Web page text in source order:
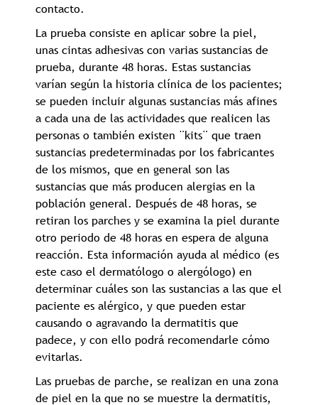
contacto.
La prueba consiste en aplicar sobre la piel,
unas cintas adhesivas con varias sustancias de
prueba, durante 48 horas. Estas sustancias
varían según la historia clínica de los pacientes;
se pueden incluir algunas sustancias más afines
a cada una de las actividades que realicen las
personas o también existen ¨kits¨ que traen
sustancias predeterminadas por los fabricantes
de los mismos, que en general son las
sustancias que más producen alergias en la
población general. Después de 48 horas, se
retiran los parches y se examina la piel durante
otro periodo de 48 horas en espera de alguna
reacción. Esta información ayuda al médico (es
este caso el dermatólogo o alergólogo) en
determinar cuáles son las sustancias a las que el
paciente es alérgico, y que pueden estar
causando o agravando la dermatitis que
padece, y con ello podrá recomendarle cómo
evitarlas.
Las pruebas de parche, se realizan en una zona
de piel en la que no se muestre la dermatitis,